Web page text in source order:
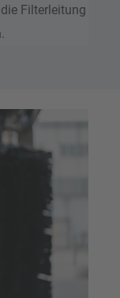
Filterleitung